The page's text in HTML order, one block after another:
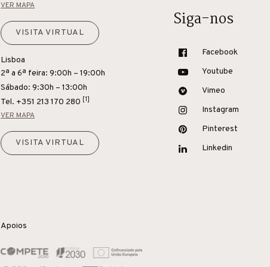
VER MAPA
VISITA VIRTUAL
Lisboa
2ª a 6ª feira: 9:00h – 19:00h
Sábado: 9:30h – 13:00h
Tel. +351 213 170 280 [1]
VER MAPA
VISITA VIRTUAL
Siga-nos
Facebook
Youtube
Vimeo
Instagram
Pinterest
Linkedin
Apoios